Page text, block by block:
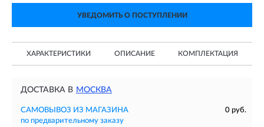
УВЕДОМИТЬ О ПОСТУПЛЕНИИ
ХАРАКТЕРИСТИКИ ОПИСАНИЕ КОМПЛЕКТАЦИЯ
ДОСТАВКА В МОСКВА
САМОВЫВОЗ ИЗ МАГАЗИНА
0 руб.
по предварительному заказу